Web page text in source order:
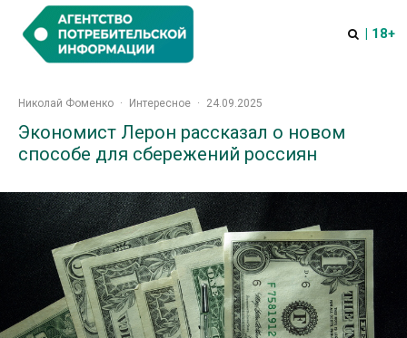
| 18+
Николай Фоменко · Интересное · 24.09.2025
Экономист Лерон рассказал о новом
способе для сбережений россиян